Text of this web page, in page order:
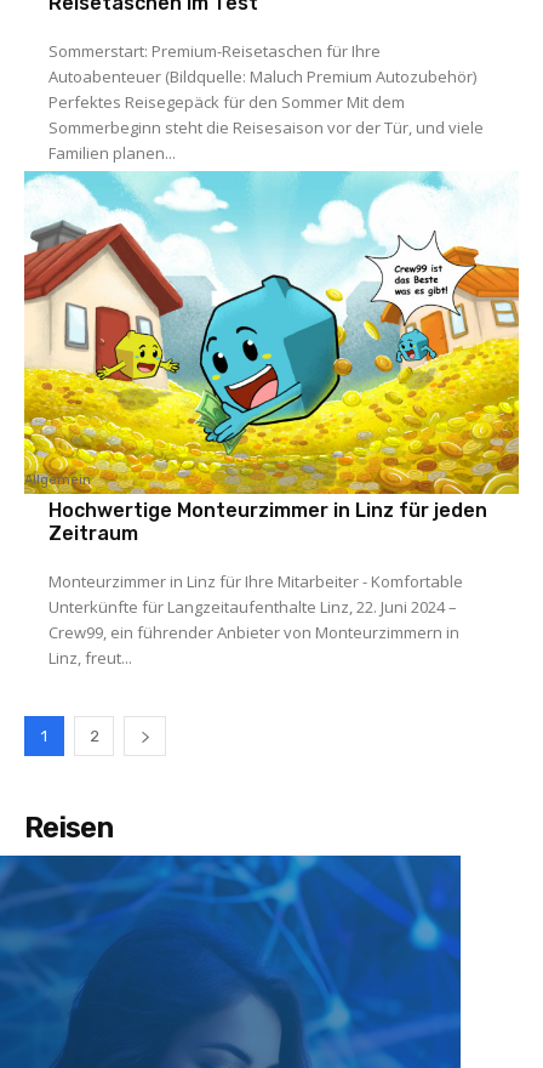
Sommerstart: Premium-Reisetaschen für Ihre
Autoabenteuer (Bildquelle: Maluch Premium Autozubehör)
Perfektes Reisegepäck für den Sommer Mit dem
Sommerbeginn steht die Reisesaison vor der Tür, und viele
Familien planen...
Allgemein
Hochwertige Monteurzimmer in Linz für jeden
Zeitraum
Monteurzimmer in Linz für Ihre Mitarbeiter - Komfortable
Unterkünfte für Langzeitaufenthalte Linz, 22. Juni 2024 –
Crew99, ein führender Anbieter von Monteurzimmern in
Linz, freut...
1 2
Reisen